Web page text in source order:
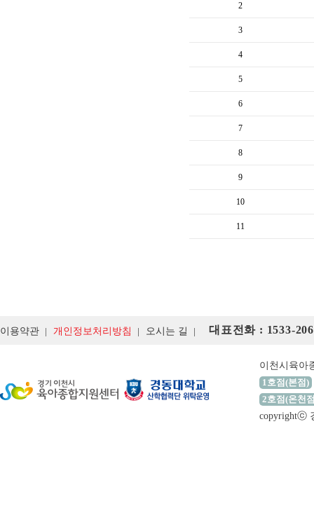
2
3
4
5
6
7
8
9
10
11
이용약관 개인정보처리방침 오시는 길 대표전화 : 1533-
이천시육아
1호점(본점)
2호점(온천
copyrightⓒ